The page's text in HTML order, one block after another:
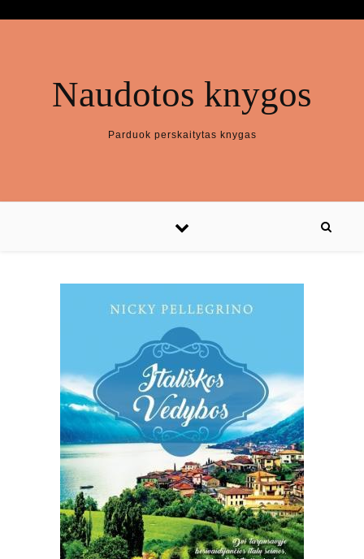
Naudotos knygos
Parduok perskaitytas knygas